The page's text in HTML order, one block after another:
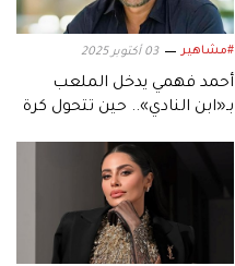
#مشاهير 03 أكتوبر 2025
أحمد فهمي يدخل الملعب
بـ«ابن النادي».. حين تتحول كرة